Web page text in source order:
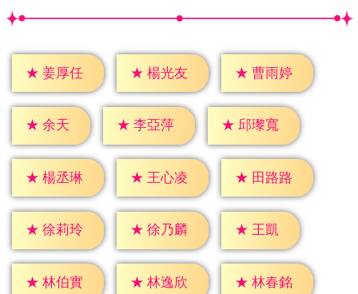
★ 姜厚任 ★ 楊光友 ★ 曹雨婷
★ 余天 ★ 李亞萍 ★ 邱瓈寬
★ 楊丞琳 ★ 王心凌 ★ 田路路
★ 徐莉玲 ★ 徐乃麟 ★ 王凱
★ 林伯實 ★ 林逸欣 ★ 林春銘